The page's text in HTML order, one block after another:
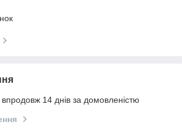
14 днів за домовленістю